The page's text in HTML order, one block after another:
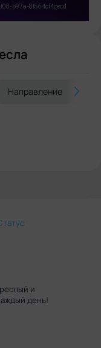
Направление
и
день!